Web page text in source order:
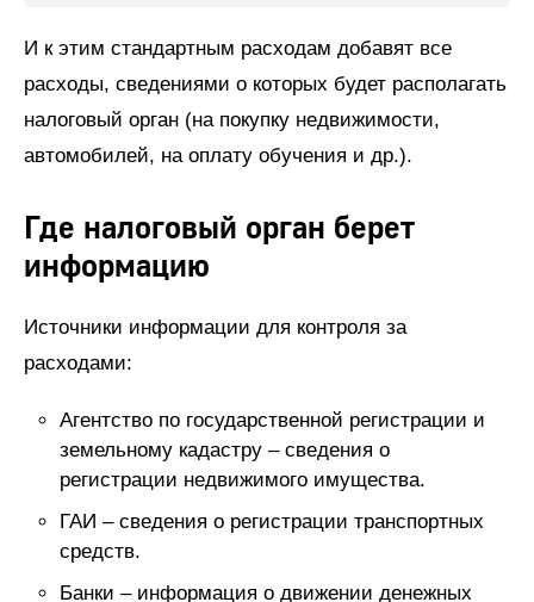
И к этим стандартным расходам добавят все
расходы, сведениями о которых будет располагать
налоговый орган (на покупку недвижимости,
автомобилей, на оплату обучения и др.).
Где налоговый орган берет
информацию
Источники информации для контроля за
расходами:
Агентство по государственной регистрации и
земельному кадастру – сведения о
регистрации недвижимого имущества.
ГАИ – сведения о регистрации транспортных
средств.
Банки – информация о движении денежных